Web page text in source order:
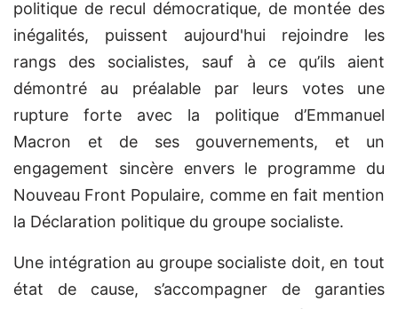
politique de recul démocratique, de montée des
inégalités, puissent aujourd'hui rejoindre les
rangs des socialistes, sauf à ce qu’ils aient
démontré au préalable par leurs votes une
rupture forte avec la politique d’Emmanuel
Macron et de ses gouvernements, et un
engagement sincère envers le programme du
Nouveau Front Populaire, comme en fait mention
la Déclaration politique du groupe socialiste.
Une intégration au groupe socialiste doit, en tout
état de cause, s’accompagner de garanties